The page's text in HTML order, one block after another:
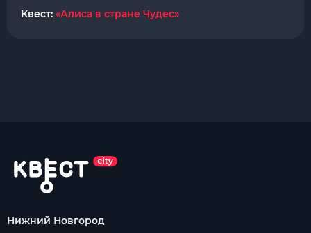
Квест: «Алиса в стране Чудес»
Нижний Новгород